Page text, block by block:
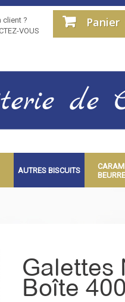
client ?
VOUS
Panier
AUTRES BISCUITS
Galettes
Boîte